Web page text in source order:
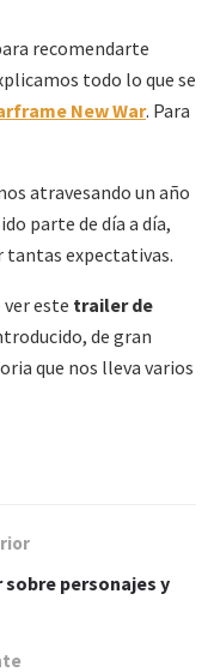
recomendarte
todo lo que se
New War. Para
atravesando un año
parte de día a día,
tantas expectativas.
ver este trailer de
de gran
que nos lleva varios
personajes y